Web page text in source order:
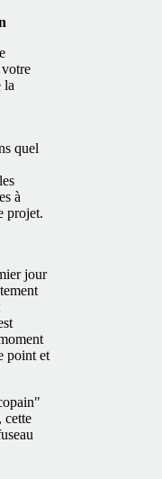
la
quel
à
projet.
jour
point et
cette